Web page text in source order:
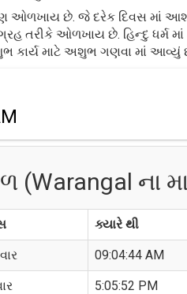
ઓળખાય છે. જે દરેક દિવસ માં
ઓળખાય છે. હિન્દુ ધર્મ માં
કાર્ય માટે અશુભ ગણવા માં આવ્યું
(Warangal ના
ક્યારે થી
09:04:44 AM
5:05:52 PM